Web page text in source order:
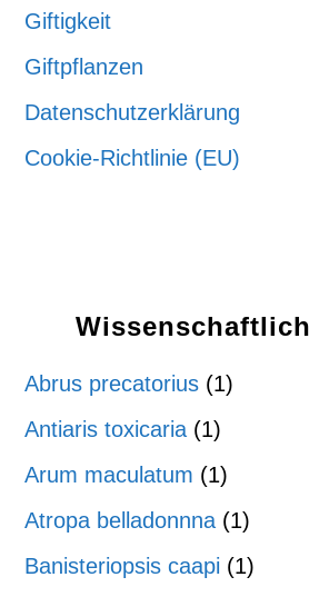
Giftigkeit
Giftpflanzen
Datenschutzerklärung
Cookie-Richtlinie (EU)
Abrus precatorius (1)
Antiaris toxicaria (1)
Arum maculatum (1)
Atropa belladonnna (1)
Banisteriopsis caapi (1)